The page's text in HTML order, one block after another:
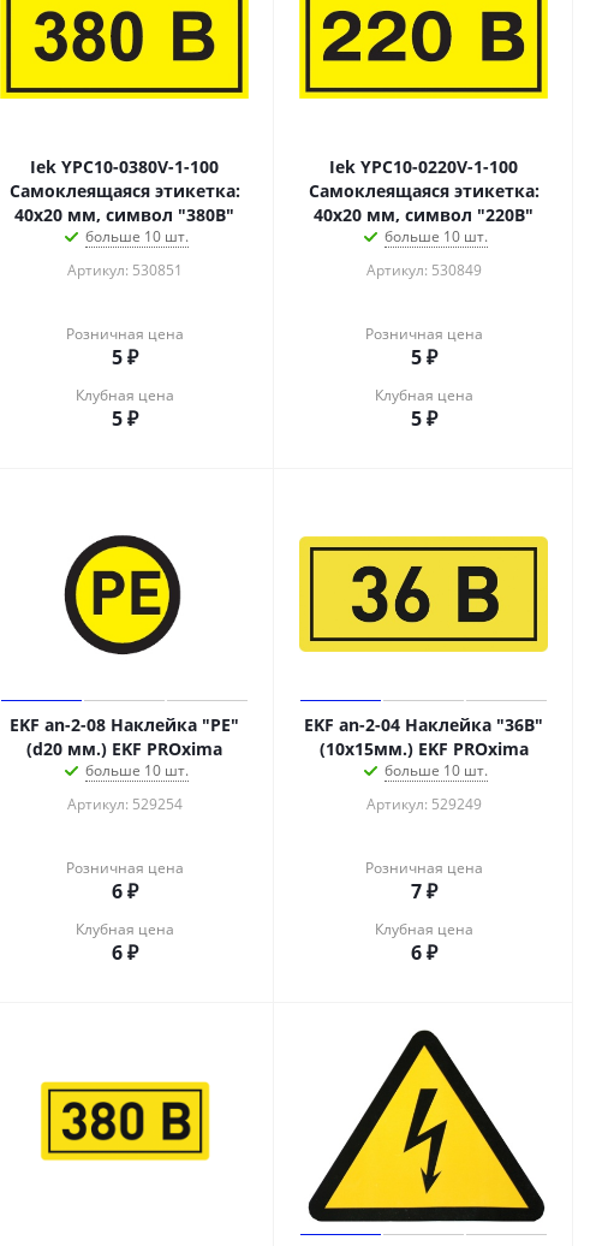
Iek YPC10-0380V-1-100
Самоклеящаяся этикетка:
40х20 мм, символ "380В"
больше 10 шт.
Артикул: 530851
Розничная цена
5₽
Клубная цена
5₽
Iek YPC10-0220V-1-100
Самоклеящаяся этикетка:
40х20 мм, символ "220В"
больше 10 шт.
Артикул: 530849
Розничная цена
5₽
Клубная цена
5₽
EKF an-2-08 Наклейка "PE"
(d20 мм.) EKF PROxima
больше 10 шт.
Артикул: 529254
Розничная цена
6₽
Клубная цена
6₽
EKF an-2-04 Наклейка "36В"
(10х15мм.) EKF PROxima
больше 10 шт.
Артикул: 529249
Розничная цена
7₽
Клубная цена
6₽